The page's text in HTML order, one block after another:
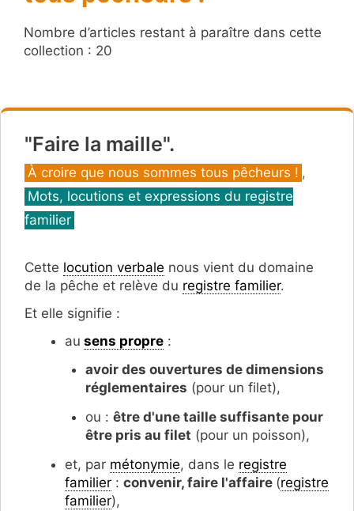
Nombre d’articles restant à paraître dans cette
collection : 20
"Faire la maille".
Catégories
À croire que nous sommes tous pêcheurs ! ,
Mots, locutions et expressions du registre
familier
Cette locution verbale nous vient du domaine
de la pêche et relève du registre familier.
Et elle signifie :
au sens propre :
avoir des ouvertures de dimensions
réglementaires (pour un filet),
ou : être d'une taille suffisante pour
être pris au filet (pour un poisson),
et, par métonymie, dans le registre
familier : convenir, faire l'affaire (registre
familier),